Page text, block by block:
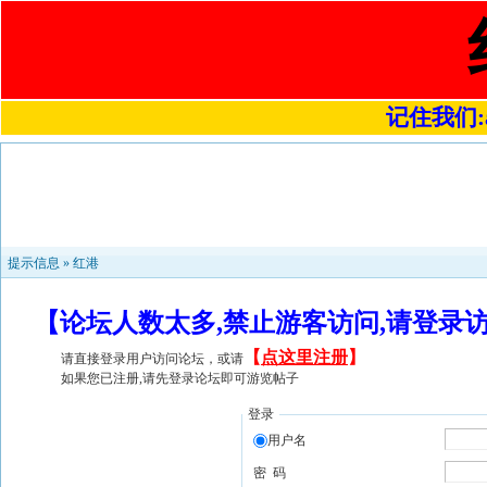
记住我们
提示信息 » 红港
【论坛人数太多,禁止游客访问,请登
请直接登录用户访问论坛，或请 【 点这里注册】
如果您已注册,请先登录论坛即可游览帖子
登录
用户名
密 码